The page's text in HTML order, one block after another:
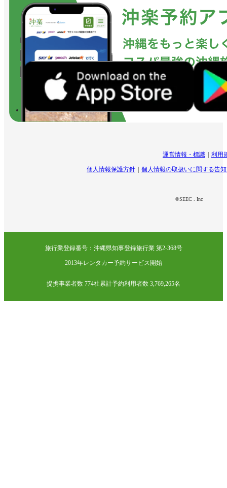
運営情報・標識 利用
個人情報保護方針 個人情報の取扱いに関する告
©SEEC . Inc
旅行業登録番号：沖縄県知事登録旅行業 第2-368号
2013年レンタカー予約サービス開始
提携事業者数 774社累計予約利用者数 3,769,265名